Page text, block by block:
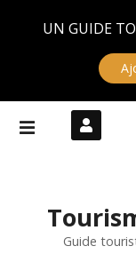
UN GUIDE
Guide